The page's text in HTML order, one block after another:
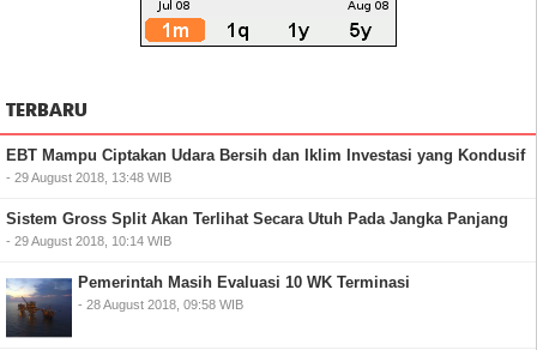
TERBARU
EBT Mampu Ciptakan Udara Bersih dan Iklim Investasi yang Kondusif
- 29 August 2018, 13:48 WIB
Sistem Gross Split Akan Terlihat Secara Utuh Pada Jangka Panjang
- 29 August 2018, 10:14 WIB
Pemerintah Masih Evaluasi 10 WK Terminasi
- 28 August 2018, 09:58 WIB